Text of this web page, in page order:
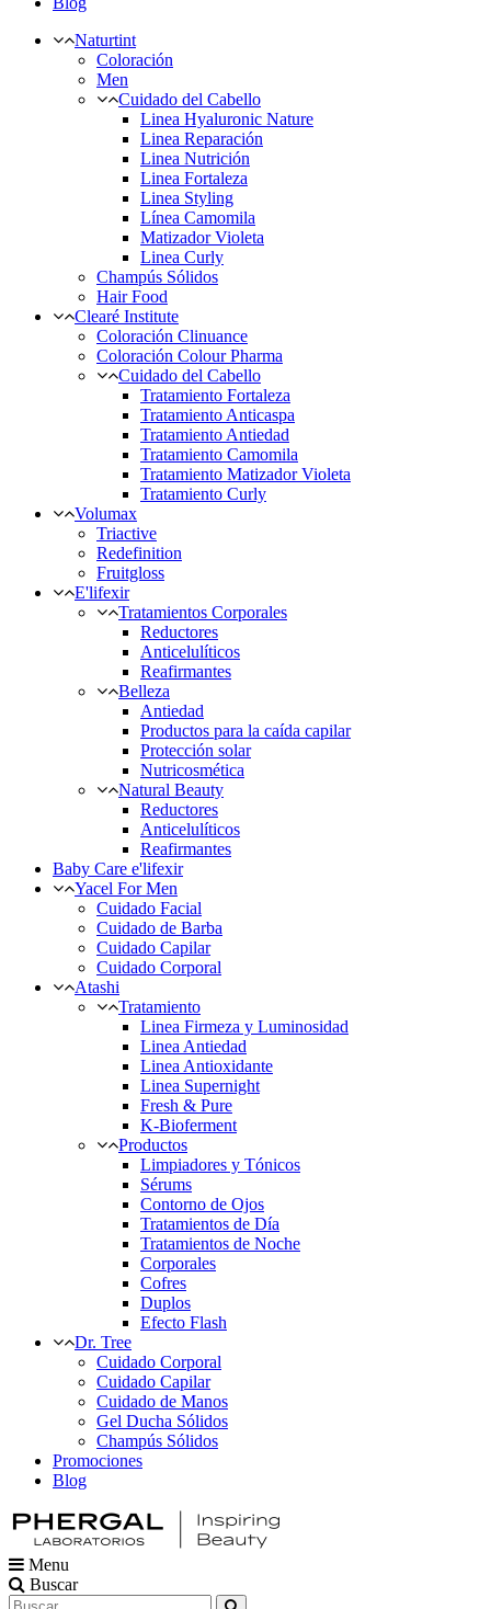
Naturtint
Coloración
Men
Cuidado del Cabello
Linea Hyaluronic Nature
Linea Reparación
Linea Nutrición
Linea Fortaleza
Linea Styling
Línea Camomila
Matizador Violeta
Linea Curly
Champús Sólidos
Hair Food
Clearé Institute
Coloración Clinuance
Coloración Colour Pharma
Cuidado del Cabello
Tratamiento Fortaleza
Tratamiento Anticaspa
Tratamiento Antiedad
Tratamiento Camomila
Tratamiento Matizador Violeta
Tratamiento Curly
Volumax
Triactive
Redefinition
Fruitgloss
E'lifexir
Tratamientos Corporales
Reductores
Anticelulíticos
Reafirmantes
Belleza
Antiedad
Productos para la caída capilar
Protección solar
Nutricosmética
Natural Beauty
Reductores
Anticelulíticos
Reafirmantes
Baby Care e'lifexir
Yacel For Men
Cuidado Facial
Cuidado de Barba
Cuidado Capilar
Cuidado Corporal
Atashi
Tratamiento
Linea Firmeza y Luminosidad
Linea Antiedad
Linea Antioxidante
Linea Supernight
Fresh & Pure
K-Bioferment
Productos
Limpiadores y Tónicos
Sérums
Contorno de Ojos
Tratamientos de Día
Tratamientos de Noche
Corporales
Cofres
Duplos
Efecto Flash
Dr. Tree
Cuidado Corporal
Cuidado Capilar
Cuidado de Manos
Gel Ducha Sólidos
Champús Sólidos
Promociones
Blog
Menu
Buscar